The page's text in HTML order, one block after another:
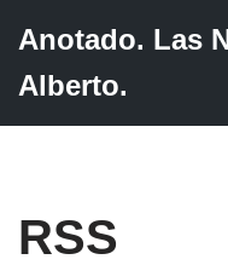
Saltar
Anotado. Las
Alberto.
RSS